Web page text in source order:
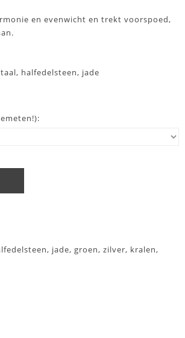
en evenwicht en trekt voorspoed,
halfedelsteen, jade
, jade, groen, zilver, kralen,